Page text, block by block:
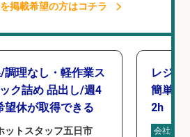
掲載希望の方はコチラ
調理なし・軽作業ス
ク詰め 品出し/週4
望休が取得できる
ットスタッフ五日市
レジカ
簡単レ
2h
会社名